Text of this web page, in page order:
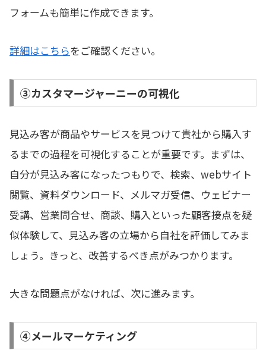
フォームも簡単に作成できます。
詳細はこちらをご確認ください。
③カスタマージャーニーの可視化
見込み客が商品やサービスを見つけて貴社から購入す
るまでの過程を可視化することが重要です。まずは、
自分が見込み客になったつもりで、検索、webサイト
閲覧、資料ダウンロード、メルマガ受信、ウェビナー
受講、営業問合せ、商談、購入といった顧客接点を疑
似体験して、見込み客の立場から自社を評価してみま
しょう。きっと、改善するべき点がみつかります。
大きな問題点がなければ、次に進みます。
④メールマーケティング